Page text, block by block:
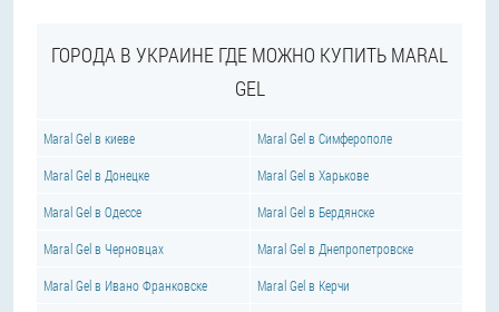
ГОРОДА В УКРАИНЕ ГДЕ МОЖНО КУПИТЬ MARAL
GEL
Maral Gel в киеве Maral Gel в Симферополе
Maral Gel в Донецке Maral Gel в Харькове
Maral Gel в Одессе Maral Gel в Бердянске
Maral Gel в Черновцах Maral Gel в Днепропетровске
Maral Gel в Ивано Франковске Maral Gel в Керчи